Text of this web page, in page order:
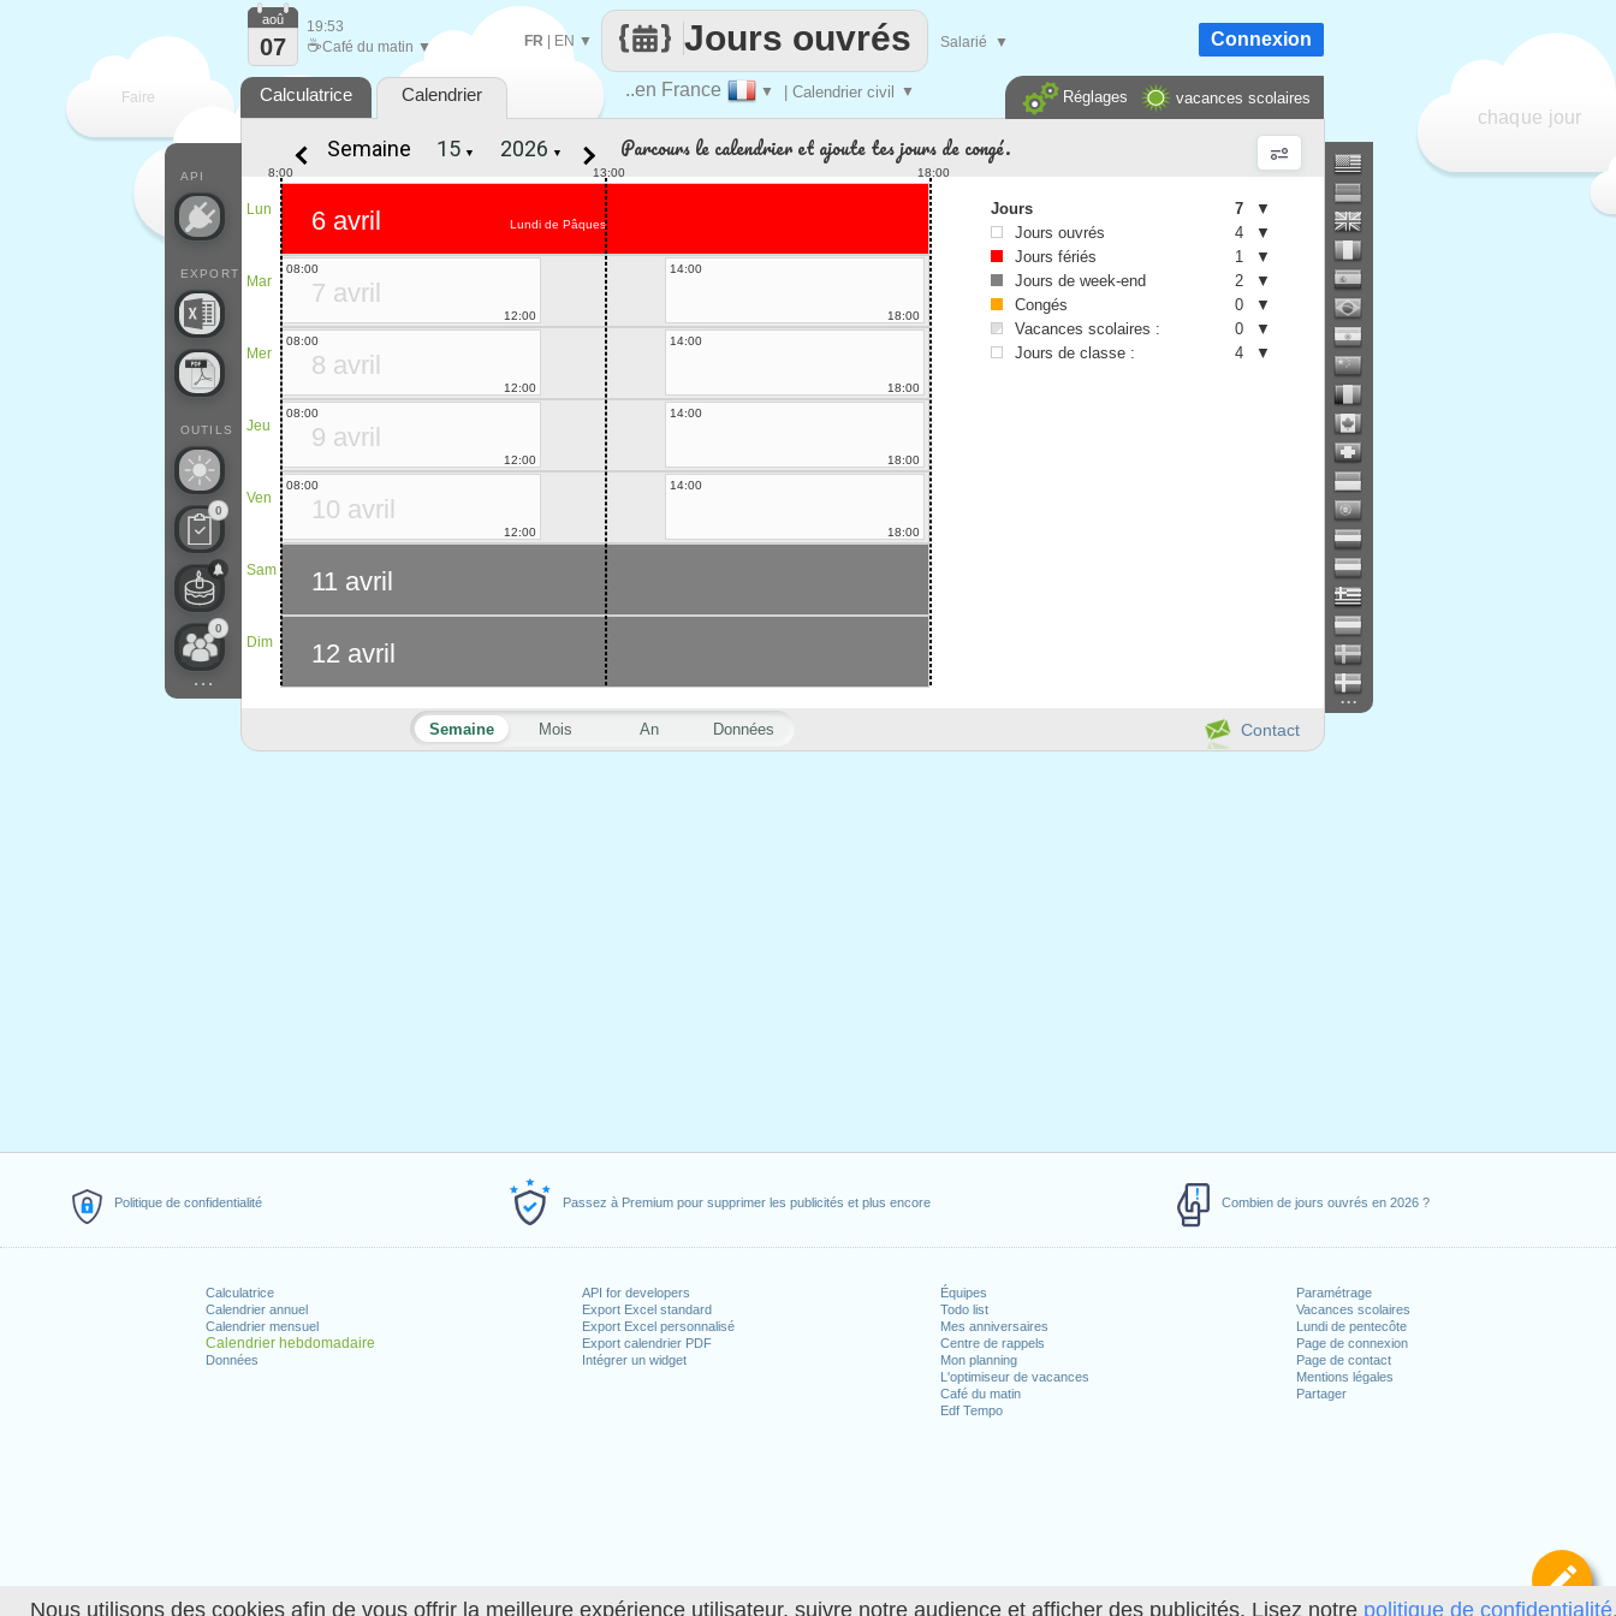
Nous utilisons des cookies afin de vous offrir la meilleure expérience utilisateur, suivre notre audience et afficher des publicités. Lisez notre politique de
Politique de confidentialité Passez à Premium pour supprimer les publicités et plus encore Combien de jours ouvrés en 2026 ?
Calculatrice
Calendrier annuel
Calendrier mensuel
Calendrier hebdomadaire
Données
API for developers
Export Excel standard
Export Excel personnalisé
Export calendrier PDF
Intégrer un widget
Équipes
Todo list
Mes anniversaires
Centre de rappels
Mon planning
L'optimiseur de vacances
Café du matin
Edf Tempo
Paramétrage
Vacances scolaires
Lundi de pentecôte
Page de connexion
Page de contact
Mentions légales
Partager
Faire
que
chaque jour
..en France ▼ | Calendrier civil ▼
Jours ouvrés
FR EN ▼ Salarié ▼
API
EXPORT
OUTILS
0
0
...
aoû
07
19:53
☕Café du matin ▼ Connexion
Calculatrice Calendrier vacances scolaires
Réglages
...
Contact
Semaine Mois An Données
Semaine ▼ ▼ Parcours le calendrier et ajoute tes jours de congé.
Lun
Mar
Mer
Jeu
Ven
Sam
Dim
13:00
8:00 18:00
Lundi de Pâques
6 avril
7 avril
08:00
12:00
14:00
18:00
8 avril
08:00
12:00
14:00
18:00
9 avril
08:00
12:00
14:00
18:00
10 avril
08:00
12:00
14:00
18:00
11 avril
12 avril
Jours 7
▼
Jours ouvrés
4
▼
Jours fériés
1
▼
Jours de week-end
2
▼
Congés
0
▼
Vacances scolaires :
0
▼
Jours de classe :
4 ▼